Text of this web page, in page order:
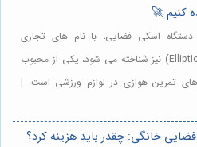
کنیم 🚀
اسکی فضایی، با نام های تجاری
مختلفی مانند الیپتیکال (Elliptical) نیز شناخته می شود، یکی از محبوب
تمرین هوازی در لوازم ورزشی است. |
خانگی: چقدر باید هزینه کرد؟